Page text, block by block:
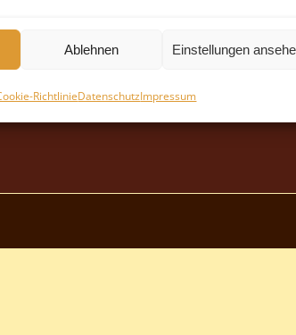
Ablehnen Einstellungen
RichtlinieDatenschutzImpressum